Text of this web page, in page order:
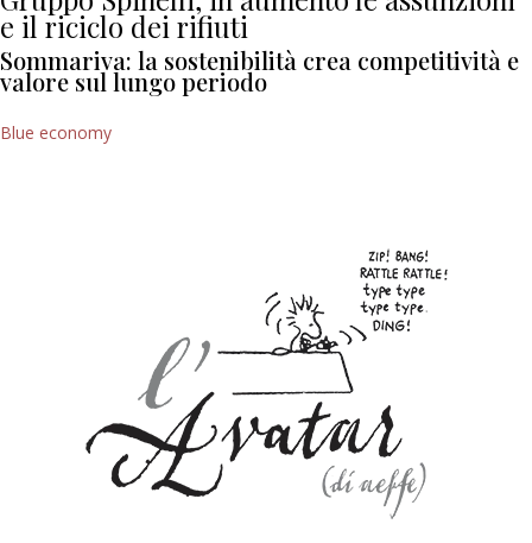
e il riciclo dei rifiuti
Sommariva: la sostenibilità crea competitività e
valore sul lungo periodo
Blue economy